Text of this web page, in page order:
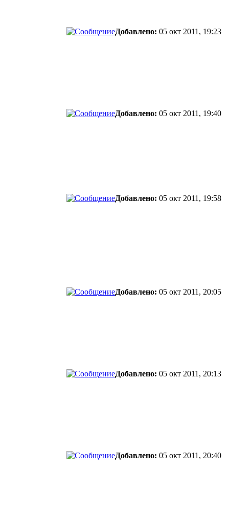
Добавлено: 05 окт 2011, 19:23
Добавлено: 05 окт 2011, 19:40
Добавлено: 05 окт 2011, 19:58
Добавлено: 05 окт 2011, 20:05
Добавлено: 05 окт 2011, 20:13
Добавлено: 05 окт 2011, 20:40